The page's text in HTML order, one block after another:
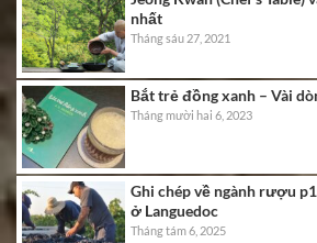
nhất
Tháng sáu 27, 2021
Bắt trẻ đồng xanh – Vài
Tháng mười hai 6, 2023
Ghi chép về ngành rượu
ở Languedoc
Tháng tám 6, 2025